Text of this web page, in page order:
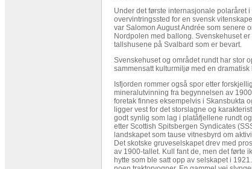
Under det første internasjonale polaråret
overvintringssted for en svensk
var Salomon August Andrée som senere
Nordpolen med ballong. Svenskehuset
tallshusene på Svalbard som er bevart.
Svenskehuset og området rundt har stor
sammensatt kulturmiljø med en dramatisk
Isfjorden rommer også spor etter
mineralutvinning fra begynnelsen av
foretak finnes eksempelvis i Skansbukta
ligger vest for det storslagne og
godt synlig som lag i platåfjellene rundt
etter Scottish Spitsbergen Syndicates
landskapet som tause vitnesbyrd om
Det skotske gruveselskapet drev med
av 1900-tallet. Kull fant de, men det førte
hytte som ble satt opp av selskapet i